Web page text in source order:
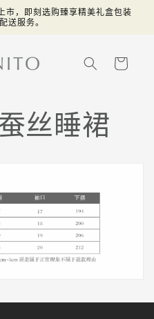
市，即刻选购臻享精美礼盒包装
送服务。
物
丝睡裙